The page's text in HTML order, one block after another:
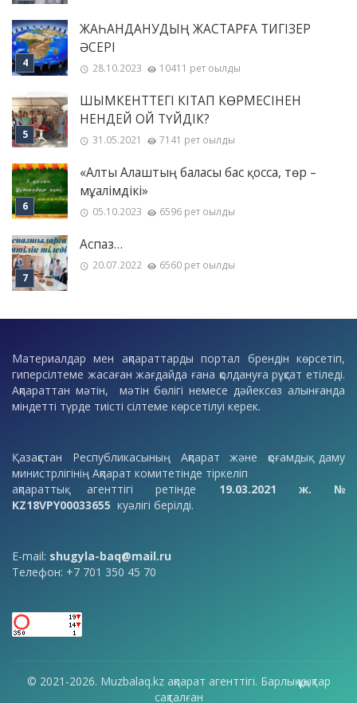
ЖАҺАНДАНУДЫҢ ЖАСТАРҒА ТИГІЗЕР
ӘСЕРІ
28.10.2023 10411 рет оқылды
ШЫМКЕНТТЕГІ КІТАП КӨРМЕСІНЕН
НЕНДЕЙ ОЙ ТҮЙДІК?
31.05.2021 7141 рет оқылды
«Алты Алаштың баласы бас қосса, төр –
мұғалімдікі»
05.10.2023 6596 рет оқылды
Аспаз…
20.07.2022 6560 рет оқылды
Материалдар мен ақпараттарды портал брендін көрсетіп,
гиперсілтеме жасаған жағдайда ғана қолдануға рұқсат етіледі.
Ақпараттан мәтін, мәтін бөлігі немесе дәйексөз алынғанда
міндетті түрде тиісті сілтеме көрсетілуі керек.
Қазақстан Республикасының Ақпарат және қоғамдық даму
министрлігінің Ақпарат комитетінде тіркеліп
ақпараттық агенттігі ретінде 19.03.2021 ж. №
KZ18VPY00033655 куәлігі берілді.
E-mail: shugyla-baq@mail.ru
Телефон: +7 701 350 45 70
© 2021-2026. Muzbalaq.kz ақпарат агенттігі. Барлық құқықтар
сақталған